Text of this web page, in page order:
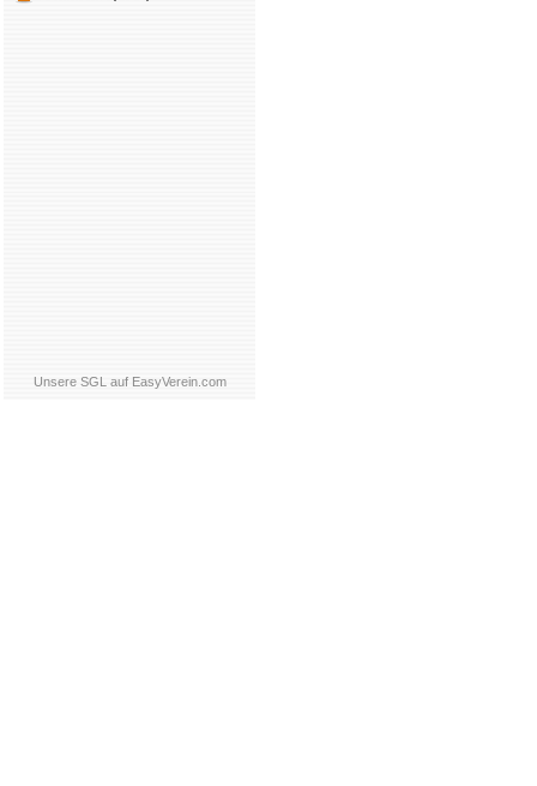
Unsere SGL auf EasyVerein.com